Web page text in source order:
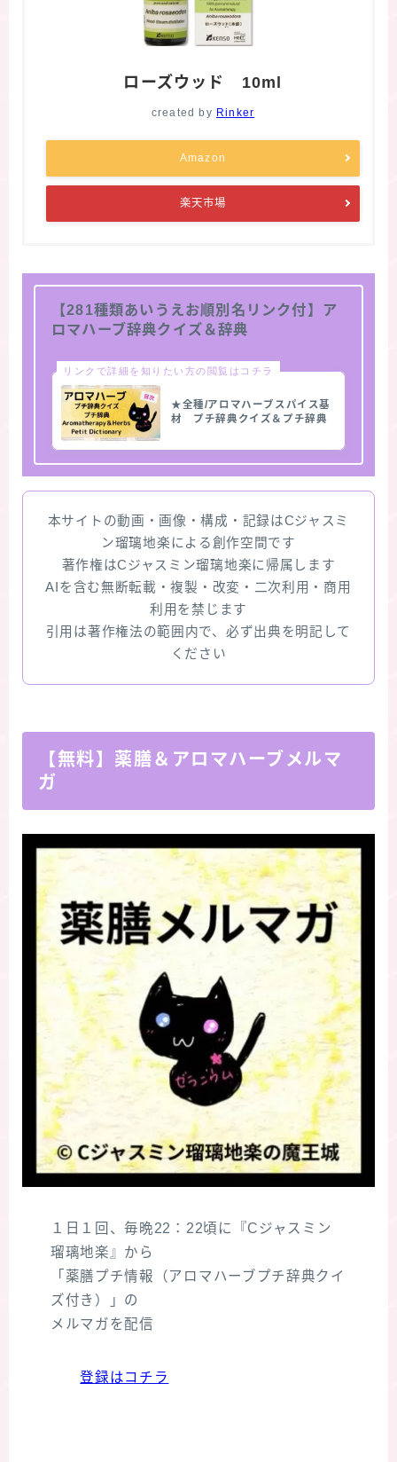
ローズウッド 10ml
created by Rinker
Amazon
楽天市場
【281種類あいうえお順別名リンク付】ア
ロマハーブ辞典クイズ＆辞典
リンクで詳細を知りたい方の閲覧はコチラ
★全種/アロマハーブスパイス基
材 プチ辞典クイズ＆プチ辞典
本サイトの動画・画像・構成・記録はCジャスミ
ン瑠璃地楽による創作空間です
著作権はCジャスミン瑠璃地楽に帰属します
AIを含む無断転載・複製・改変・二次利用・商用
利用を禁じます
引用は著作権法の範囲内で、必ず出典を明記して
ください
【無料】薬膳＆アロマハーブメルマ
ガ
１日１回、毎晩22：22頃に『Cジャスミン
瑠璃地楽』から
「薬膳プチ情報（アロマハーブプチ辞典クイ
ズ付き）」の
メルマガを配信
登録はコチラ